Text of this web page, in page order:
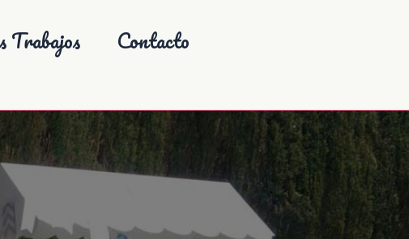
Trabajos Contacto